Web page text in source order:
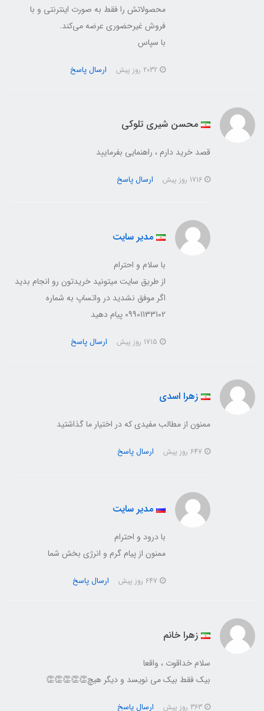
محصولاتش را فقط به صورت اینترنتی و با
فروش غیرحضوری عرضه می‌کند.
با سپاس
ارسال پاسخ
محسن شیری تلوکی
قصد خرید دارم ، راهنمایی بفرمایید
ارسال پاسخ
مدیر سایت
با سلام و احترام
از طریق سایت میتونید خریدتون رو انجام بدید
اگر موفق نشدید در واتساپ به شماره
09901133102 پیام دهید
ارسال پاسخ
زهرا اسدی
ممنون از مطالب مفيدي که در اختيار ما گذاشتيد
ارسال پاسخ
مدیر سایت
با درود و احترام
ممنون از پیام گرم و انرژی بخش شما
ارسال پاسخ
زهرا خانم
سلام خداقوت ، واقعا
بیک فقط بیک می نویسد و دیگر هیچ👏👏👏👏👏
ارسال پاسخ